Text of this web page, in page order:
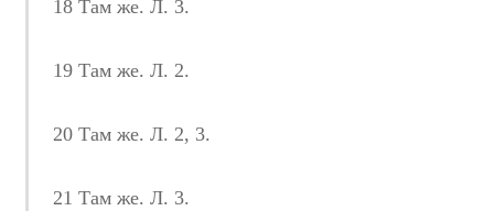
18 Там же. Л. 3.
19 Там же. Л. 2.
20 Там же. Л. 2, 3.
21 Там же. Л. 3.